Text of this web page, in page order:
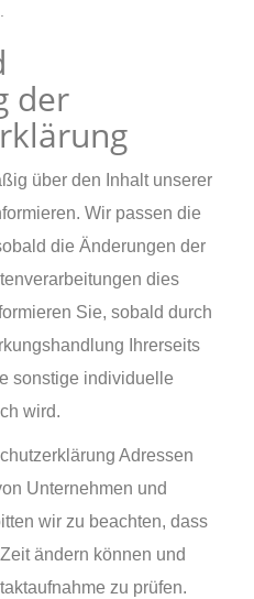
der
über den Inhalt unserer
Wir passen die
die Änderungen der
dies
Sie, sobald durch
Ihrerseits
sonstige individuelle
wird.
Adressen
Unternehmen und
wir zu beachten, dass
ändern können und
zu prüfen.